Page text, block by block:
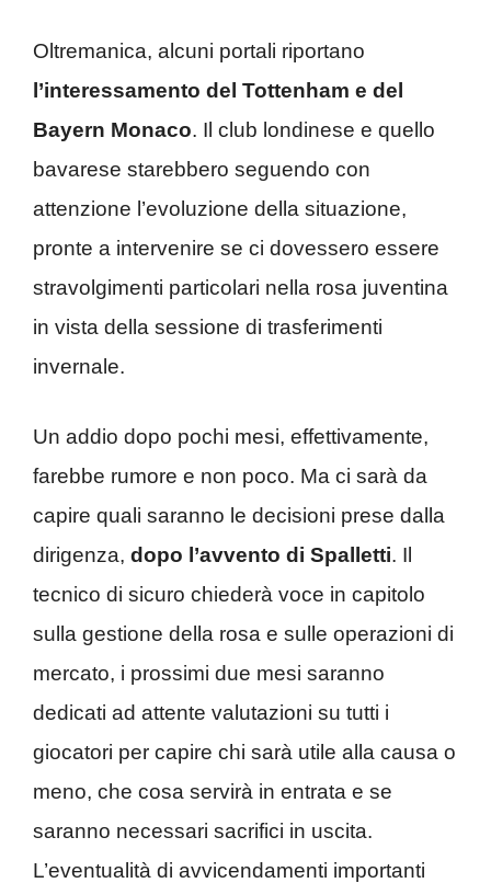
Oltremanica, alcuni portali riportano
l’interessamento del Tottenham e del
Bayern Monaco. Il club londinese e quello
bavarese starebbero seguendo con
attenzione l’evoluzione della situazione,
pronte a intervenire se ci dovessero essere
stravolgimenti particolari nella rosa juventina
in vista della sessione di trasferimenti
invernale.
Un addio dopo pochi mesi, effettivamente,
farebbe rumore e non poco. Ma ci sarà da
capire quali saranno le decisioni prese dalla
dirigenza, dopo l’avvento di Spalletti. Il
tecnico di sicuro chiederà voce in capitolo
sulla gestione della rosa e sulle operazioni di
mercato, i prossimi due mesi saranno
dedicati ad attente valutazioni su tutti i
giocatori per capire chi sarà utile alla causa o
meno, che cosa servirà in entrata e se
saranno necessari sacrifici in uscita.
L’eventualità di avvicendamenti importanti